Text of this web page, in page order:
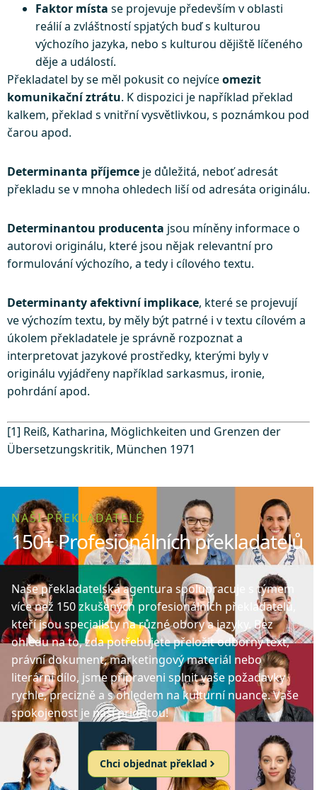
Faktor místa se projevuje především v oblasti
reálií a zvláštností spjatých buď s kulturou
výchozího jazyka, nebo s kulturou dějiště líčeného
děje a událostí.
Překladatel by se měl pokusit co nejvíceomezit
komunikační ztrátu. K dispozici je například překlad
kalkem, překlad s vnitřní vysvětlivkou, s poznámkou pod
čarou apod.
Determinanta příjemce je důležitá, neboť adresát
překladu se v mnoha ohledech liší od adresáta originálu.
Determinantou producenta jsou míněny informace o
autorovi originálu, které jsou nějak relevantní pro
formulování výchozího, a tedy i cílového textu.
Determinanty afektivní implikace, které se projevují
ve výchozím textu, by měly být patrné i v textu cílovém a
úkolem překladatele je správně rozpoznat a
interpretovat jazykové prostředky, kterými byly v
originálu vyjádřeny například sarkasmus, ironie,
pohrdání apod.
[1] Reiß, Katharina, Möglichkeiten und Grenzen der
Übersetzungskritik, München 1971
NAŠI PŘEKLADATELÉ
150+ Profesionálních překladatelů
Naše překladatelská agentura spolupracuje s týmem
více než 150 zkušených profesionálních překladatelů,
kteří jsou specialisty na různé obory a jazyky. Bez
ohledu na to, zda potřebujete přeložit odborný text,
právní dokument, marketingový materiál nebo
literární dílo, jsme připraveni splnit vaše požadavky
rychle, precizně a s ohledem na kulturní nuance. Vaše
spokojenost je naší prioritou!
Chci objednat překlad